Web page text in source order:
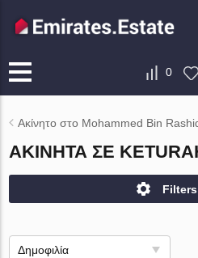
0
Ακίνητο στο Mohammed Bin
ΑΚΊΝΗΤΑ ΣΕ
Filters
Δημοφιλία